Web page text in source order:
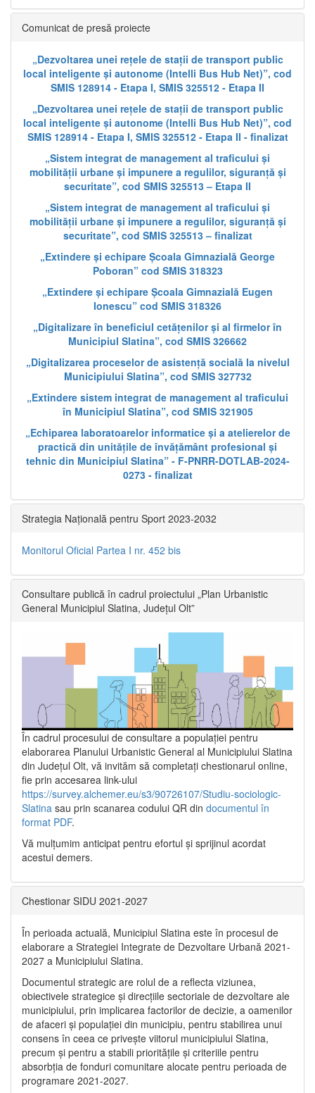
Comunicat de presă proiecte
„Dezvoltarea unei rețele de stații de transport public
local inteligente și autonome (Intelli Bus Hub Net)”, cod
SMIS 128914 - Etapa I, SMIS 325512 - Etapa II
„Dezvoltarea unei rețele de stații de transport public
local inteligente și autonome (Intelli Bus Hub Net)”, cod
SMIS 128914 - Etapa I, SMIS 325512 - Etapa II - finalizat
„Sistem integrat de management al traficului și
mobilității urbane și impunere a regulilor, siguranță și
securitate”, cod SMIS 325513 – Etapa II
„Sistem integrat de management al traficului și
mobilității urbane și impunere a regulilor, siguranță și
securitate”, cod SMIS 325513 – finalizat
„Extindere și echipare Școala Gimnazială George
Poboran” cod SMIS 318323
„Extindere și echipare Școala Gimnazială Eugen
Ionescu” cod SMIS 318326
„Digitalizare în beneficiul cetățenilor și al firmelor în
Municipiul Slatina”, cod SMIS 326662
„Digitalizarea proceselor de asistență socială la nivelul
Municipiului Slatina”, cod SMIS 327732
„Extindere sistem integrat de management al traficului
în Municipiul Slatina”, cod SMIS 321905
„Echiparea laboratoarelor informatice și a atelierelor de
practică din unitățile de învățământ profesional și
tehnic din Municipiul Slatina” - F-PNRR-DOTLAB-2024-
0273 - finalizat
Strategia Națională pentru Sport 2023-2032
Monitorul Oficial Partea I nr. 452 bis
Consultare publică în cadrul proiectului „Plan Urbanistic
General Municipiul Slatina, Județul Olt”
În cadrul procesului de consultare a populaţiei pentru
elaborarea Planului Urbanistic General al Municipiului Slatina
din Județul Olt, vă invităm să completați chestionarul online,
fie prin accesarea link-ului
https://survey.alchemer.eu/s3/90726107/Studiu-sociologic-
Slatina sau prin scanarea codului QR din documentul în
format PDF.
Vă mulţumim anticipat pentru efortul şi sprijinul acordat
acestui demers.
Chestionar SIDU 2021-2027
În perioada actuală, Municipiul Slatina este în procesul de
elaborare a Strategiei Integrate de Dezvoltare Urbană 2021‐
2027 a Municipiului Slatina.
Documentul strategic are rolul de a reflecta viziunea,
obiectivele strategice și direcțiile sectoriale de dezvoltare ale
municipiului, prin implicarea factorilor de decizie, a oamenilor
de afaceri și populației din municipiu, pentru stabilirea unui
consens în ceea ce privește viitorul municipiului Slatina,
precum și pentru a stabili prioritățile și criteriile pentru
absorbția de fonduri comunitare alocate pentru perioada de
programare 2021-2027.